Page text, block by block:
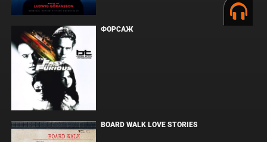
ФОРСАЖ
BOARD WALK LOVE STORIES